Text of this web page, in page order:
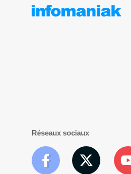
Réseaux sociaux